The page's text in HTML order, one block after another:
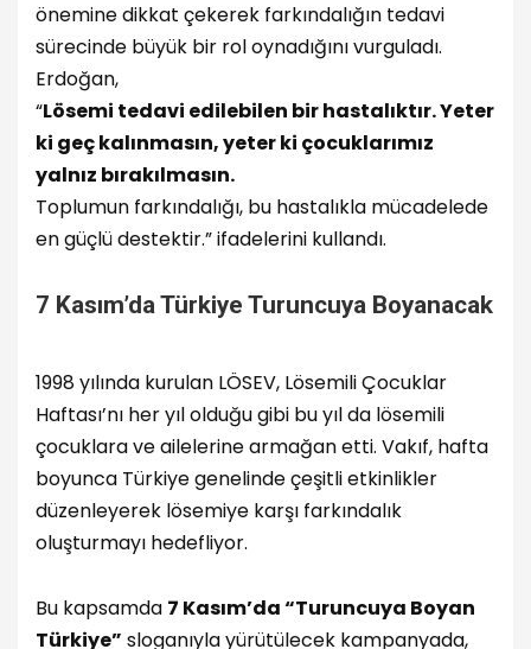
önemine dikkat çekerek farkındalığın tedavi
sürecinde büyük bir rol oynadığını vurguladı.
Erdoğan,
“Lösemi tedavi edilebilen bir hastalıktır. Yeter
ki geç kalınmasın, yeter ki çocuklarımız
yalnız bırakılmasın.
Toplumun farkındalığı, bu hastalıkla mücadelede
en güçlü destektir.” ifadelerini kullandı.
7 Kasım’da Türkiye Turuncuya Boyanacak
1998 yılında kurulan LÖSEV, Lösemili Çocuklar
Haftası’nı her yıl olduğu gibi bu yıl da lösemili
çocuklara ve ailelerine armağan etti. Vakıf, hafta
boyunca Türkiye genelinde çeşitli etkinlikler
düzenleyerek lösemiye karşı farkındalık
oluşturmayı hedefliyor.
Bu kapsamda 7 Kasım’da “Turuncuya Boyan
Türkiye” sloganıyla yürütülecek kampanyada,